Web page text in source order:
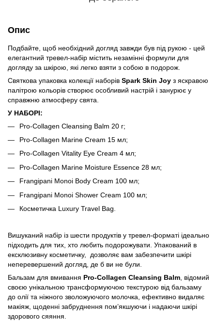
Опис
Подбайте, щоб необхідний догляд завжди був під рукою - цей
елегантний тревел-набір містить незамінні формули для
догляду за шкірою, які легко взяти з собою в подорож.
Святкова упаковка колекції наборів Spark Skin Joy з яскравою
палітрою кольорів створює особливий настрій і занурює у
справжню атмосферу свята.
У НАБОРІ:
Pro-Collagen Cleansing Balm 20 г;
Pro-Collagen Marine Cream 15 мл;
Pro-Collagen Vitality Eye Cream 4 мл;
Pro-Collagen Marine Moisture Essence 28 мл;
Frangipani Monoi Body Cream 100 мл;
Frangipani Monoi Shower Cream 100 мл;
Косметичка Luxury Travel Bag.
Вишуканий набір із шести продуктів у тревел-форматі ідеально
підходить для тих, хто любить подорожувати. Упакований в
ексклюзивну косметичку, дозволяє вам забезпечити шкірі
неперевершений догляд, де б ви не були.
Бальзам для вмивання Pro-Collagen Cleansing Balm, відомий
своєю унікальною трансформуючою текстурою від бальзаму
до олії та ніжного зволожуючого молочка, ефективно видаляє
макіяж, щоденні забруднення пом’якшуючи і надаючи шкірі
здорового сяяння.